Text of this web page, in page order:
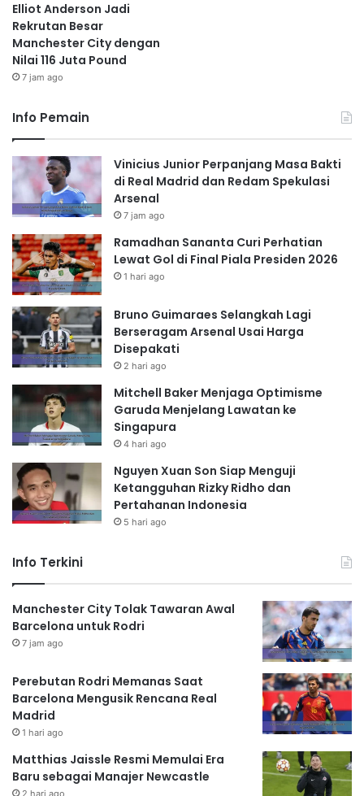
Elliot Anderson Jadi
Rekrutan Besar
Manchester City dengan
Nilai 116 Juta Pound
7 jam ago
Info Pemain
Vinicius Junior Perpanjang Masa Bakti
di Real Madrid dan Redam Spekulasi
Arsenal
7 jam ago
Ramadhan Sananta Curi Perhatian
Lewat Gol di Final Piala Presiden 2026
1 hari ago
Bruno Guimaraes Selangkah Lagi
Berseragam Arsenal Usai Harga
Disepakati
2 hari ago
Mitchell Baker Menjaga Optimisme
Garuda Menjelang Lawatan ke
Singapura
4 hari ago
Nguyen Xuan Son Siap Menguji
Ketangguhan Rizky Ridho dan
Pertahanan Indonesia
5 hari ago
Info Terkini
Manchester City Tolak Tawaran Awal
Barcelona untuk Rodri
7 jam ago
Perebutan Rodri Memanas Saat
Barcelona Mengusik Rencana Real
Madrid
1 hari ago
Matthias Jaissle Resmi Memulai Era
Baru sebagai Manajer Newcastle